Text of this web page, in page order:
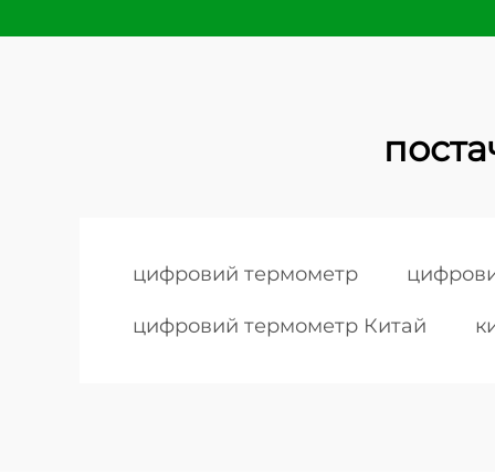
цифровий термометр
цифровий термометр Китай